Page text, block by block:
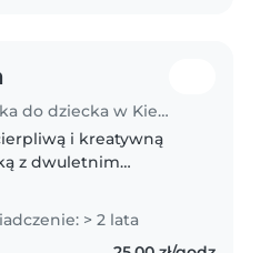
Opiekunka do dziecka w Kielce
i kreatywną
z dwuletnim
różnym wieku.
w odrabianiu lekcji,
> 2 lata